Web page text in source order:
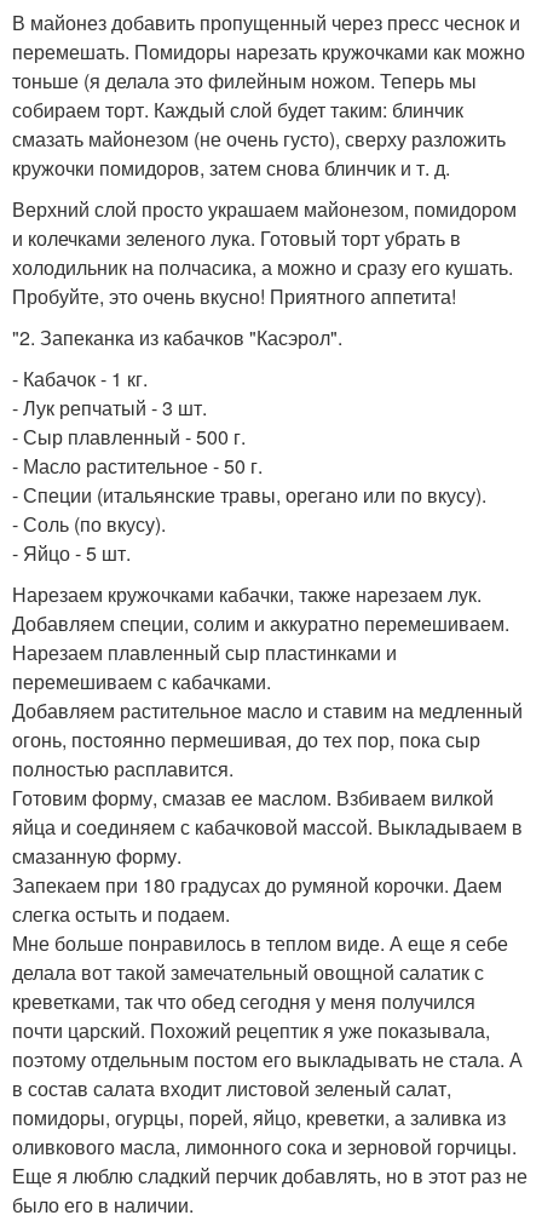
В майонез добавить пропущенный через пресс чеснок и
перемешать. Помидоры нарезать кружочками как можно
тоньше (я делала это филейным ножом. Теперь мы
собираем торт. Каждый слой будет таким: блинчик
смазать майонезом (не очень густо), сверху разложить
кружочки помидоров, затем снова блинчик и т. д.
Верхний слой просто украшаем майонезом, помидором
и колечками зеленого лука. Готовый торт убрать в
холодильник на полчасика, а можно и сразу его кушать.
Пробуйте, это очень вкусно! Приятного аппетита!
"2. Запеканка из кабачков "Касэрол".
- Кабачок - 1 кг.
- Лук репчатый - 3 шт.
- Сыр плавленный - 500 г.
- Масло растительное - 50 г.
- Специи (итальянские травы, орегано или по вкусу).
- Соль (по вкусу).
- Яйцо - 5 шт.
Нарезаем кружочками кабачки, также нарезаем лук.
Добавляем специи, солим и аккуратно перемешиваем.
Нарезаем плавленный сыр пластинками и
перемешиваем с кабачками.
Добавляем растительное масло и ставим на медленный
огонь, постоянно пермешивая, до тех пор, пока сыр
полностью расплавится.
Готовим форму, смазав ее маслом. Взбиваем вилкой
яйца и соединяем с кабачковой массой. Выкладываем в
смазанную форму.
Запекаем при 180 градусах до румяной корочки. Даем
слегка остыть и подаем.
Мне больше понравилось в теплом виде. А еще я себе
делала вот такой замечательный овощной салатик с
креветками, так что обед сегодня у меня получился
почти царский. Похожий рецептик я уже показывала,
поэтому отдельным постом его выкладывать не стала. А
в состав салата входит листовой зеленый салат,
помидоры, огурцы, порей, яйцо, креветки, а заливка из
оливкового масла, лимонного сока и зерновой горчицы.
Еще я люблю сладкий перчик добавлять, но в этот раз не
было его в наличии.